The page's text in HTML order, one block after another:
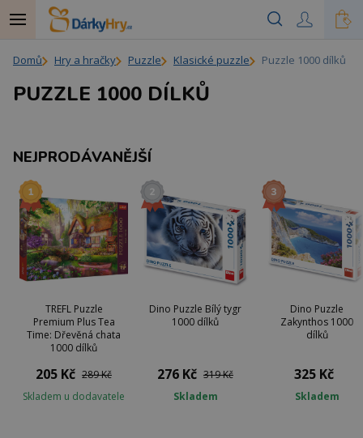
Domů Hry a hračky Puzzle Klasické puzzle Puzzle 1000 dílků
PUZZLE 1000 DÍLKŮ
NEJPRODÁVANĚJŠÍ
TREFL Puzzle
Premium Plus Tea
Time: Dřevěná chata
1000 dílků
205 Kč 289 Kč
Skladem u dodavatele
Dino Puzzle Bílý tygr
1000 dílků
276 Kč 319 Kč
Skladem
Dino Puzzle
Zakynthos 1000
dílků
325 Kč
Skladem